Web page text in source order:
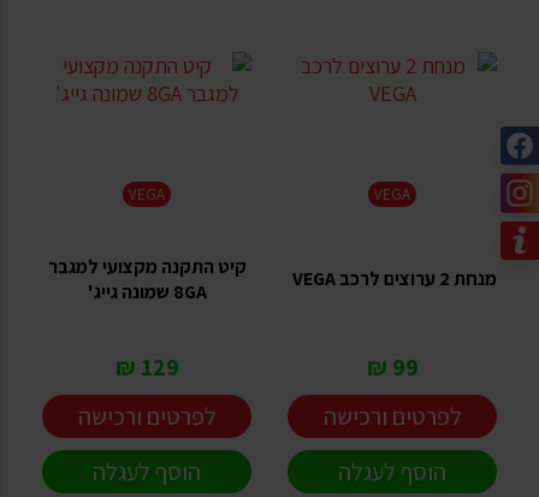
VEGA
מנחת 2 ערוצים לרכב VEGA
99 ₪
לפרטים ורכישה
הוסף לעגלה
VEGA
קיט התקנה מקצועי למגבר
8GA שמונה גייג'
129 ₪
לפרטים ורכישה
הוסף לעגלה